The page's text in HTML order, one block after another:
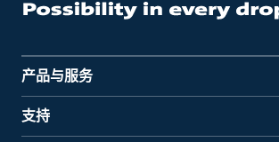
产品与服务
支持